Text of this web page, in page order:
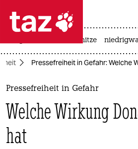
 taz zahl ich
taz zahl ich
themen
politik
öko
hitze
Pressefreiheit in Gefahr: Welche
Pressefreiheit in Gefahr
Welche Wirkung
hat